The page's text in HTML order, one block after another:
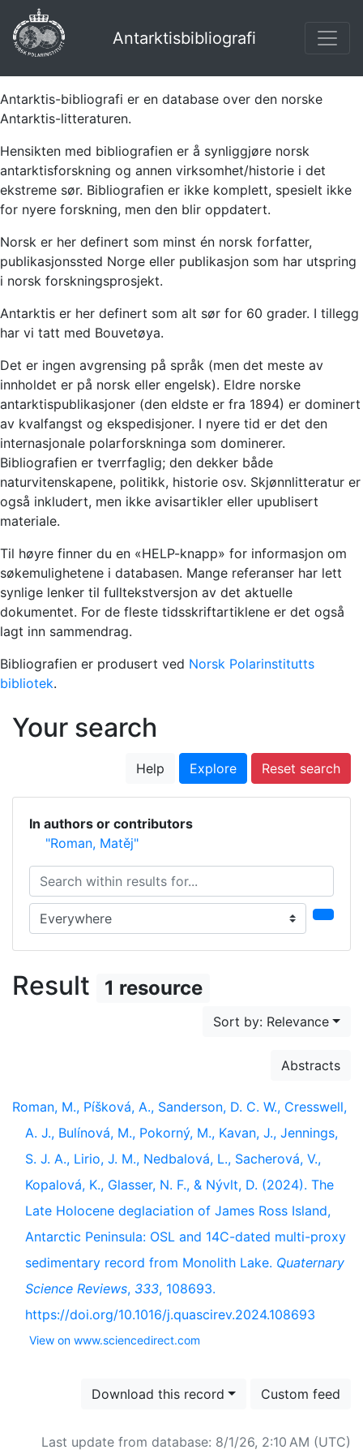
Antarktisbibliografi
Antarktis-bibliografi er en database over den norske
Antarktis-litteraturen.
Hensikten med bibliografien er å synliggjøre norsk
antarktisforskning og annen virksomhet/historie i det
ekstreme sør. Bibliografien er ikke komplett, spesielt ikke
for nyere forskning, men den blir oppdatert.
Norsk er her definert som minst én norsk forfatter,
publikasjonssted Norge eller publikasjon som har utspring
i norsk forskningsprosjekt.
Antarktis er her definert som alt sør for 60 grader. I tillegg
har vi tatt med Bouvetøya.
Det er ingen avgrensing på språk (men det meste av
innholdet er på norsk eller engelsk). Eldre norske
antarktispublikasjoner (den eldste er fra 1894) er dominert
av kvalfangst og ekspedisjoner. I nyere tid er det den
internasjonale polarforskninga som dominerer.
Bibliografien er tverrfaglig; den dekker både
naturvitenskapene, politikk, historie osv. Skjønnlitteratur er
også inkludert, men ikke avisartikler eller upublisert
materiale.
Til høyre finner du en «HELP-knapp» for informasjon om
søkemulighetene i databasen. Mange referanser har lett
synlige lenker til fulltekstversjon av det aktuelle
dokumentet. For de fleste tidsskriftartiklene er det også
lagt inn sammendrag.
Bibliografien er produsert ved Norsk Polarinstitutts
bibliotek.
Your search
Help Explore Reset search
In authors or contributors
"Roman, Matěj"
Search within results for...
Search in...
Result 1 resource
Sort by: Relevance
Abstracts
Roman, M., Píšková, A., Sanderson, D. C. W., Cresswell,
A. J., Bulínová, M., Pokorný, M., Kavan, J., Jennings,
S. J. A., Lirio, J. M., Nedbalová, L., Sacherová, V.,
Kopalová, K., Glasser, N. F., & Nývlt, D. (2024). The
Late Holocene deglaciation of James Ross Island,
Antarctic Peninsula: OSL and 14C-dated multi-proxy
sedimentary record from Monolith Lake. Quaternary
Science Reviews, 333, 108693.
https://doi.org/10.1016/j.quascirev.2024.108693
View on www.sciencedirect.com
Download this record Custom feed
Last update from database: 8/1/26, 2:10 AM (UTC)